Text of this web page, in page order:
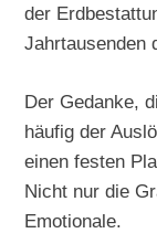
der
Jahrtausenden
Der Gedanke,
häufig der
einen festen
Nicht nur die
Emotionale.